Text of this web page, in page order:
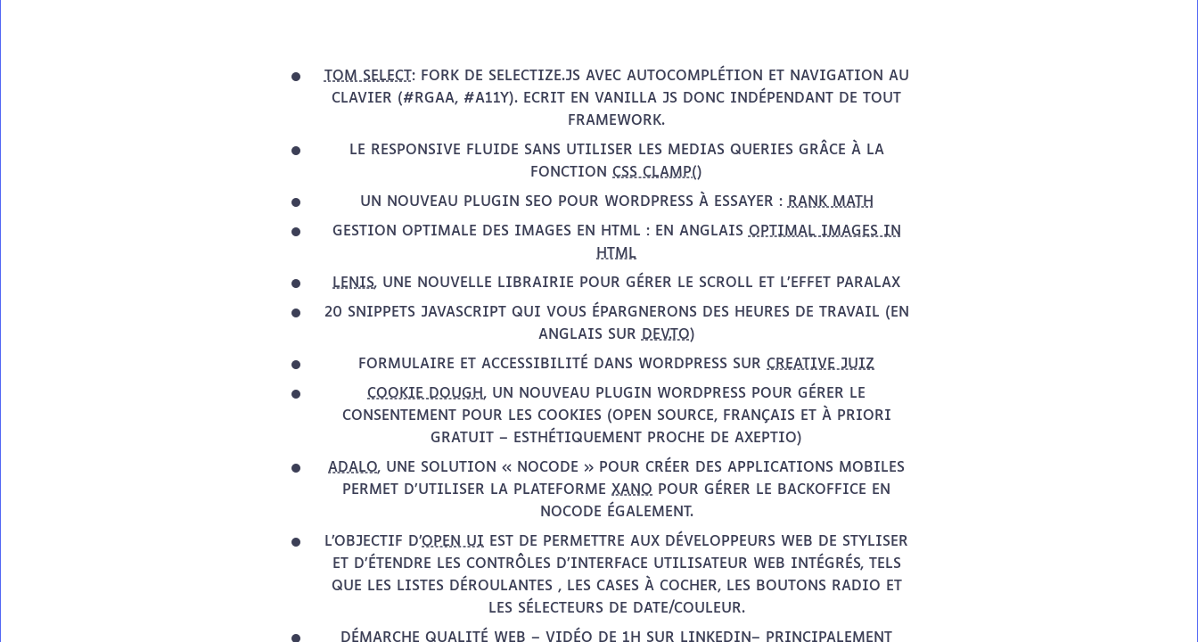
TOM SELECT: FORK DE SELECTIZE.JS AVEC AUTOCOMPLÉTION ET NAVIGATION AU
CLAVIER (#RGAA, #A11Y). ECRIT EN VANILLA JS DONC INDÉPENDANT DE TOUT
FRAMEWORK.
LE RESPONSIVE FLUIDE SANS UTILISER LES MEDIAS QUERIES GRÂCE À LA
FONCTIONCSS CLAMP()
UN NOUVEAU PLUGIN SEO POUR WORDPRESS À ESSAYER : RANK MATH
GESTION OPTIMALE DES IMAGES EN HTML : EN ANGLAIS OPTIMAL IMAGES IN
HTML
LENIS, UNE NOUVELLE LIBRAIRIE POUR GÉRER LE SCROLL ET L’EFFET PARALAX
20 SNIPPETS JAVASCRIPT QUI VOUS ÉPARGNERONS DES HEURES DE TRAVAIL (EN
ANGLAIS SUR DEV.TO)
FORMULAIRE ET ACCESSIBILITÉ DANS WORDPRESS SURCREATIVE JUIZ
COOKIE DOUGH, UN NOUVEAU PLUGIN WORDPRESS POUR GÉRER LE
CONSENTEMENT POUR LES COOKIES (OPEN SOURCE, FRANÇAIS ET À PRIORI
GRATUIT – ESTHÉTIQUEMENT PROCHE DE AXEPTIO)
ADALO, UNE SOLUTION « NOCODE » POUR CRÉER DES APPLICATIONS MOBILES
PERMET D’UTILISER LA PLATEFORMEXANO POUR GÉRER LE BACKOFFICE EN
NOCODE ÉGALEMENT.
L’OBJECTIF D’OPEN UI EST DE PERMETTRE AUX DÉVELOPPEURS WEB DE STYLISER
ET D’ÉTENDRE LES CONTRÔLES D’INTERFACE UTILISATEUR WEB INTÉGRÉS, TELS
QUE LES LISTES DÉROULANTES , LES CASES À COCHER, LES BOUTONS RADIO ET
LES SÉLECTEURS DE DATE/COULEUR.
DÉMARCHE QUALITÉ WEB –VIDÉO DE 1H SUR LINKEDIN– PRINCIPALEMENT